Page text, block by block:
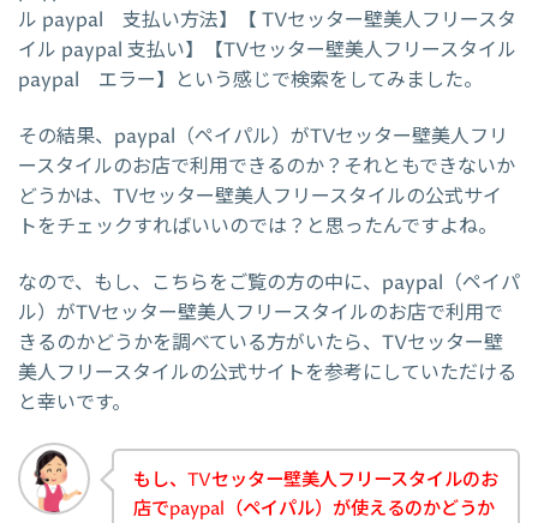
ル paypal 支払い方法】【 TVセッター壁美人フリースタ
イル paypal 支払い】【TVセッター壁美人フリースタイル
paypal エラー】という感じで検索をしてみました。
その結果、paypal（ペイパル）がTVセッター壁美人フリ
ースタイルのお店で利用できるのか？それともできないか
どうかは、TVセッター壁美人フリースタイルの公式サイ
トをチェックすればいいのでは？と思ったんですよね。
なので、もし、こちらをご覧の方の中に、paypal（ペイパ
ル）がTVセッター壁美人フリースタイルのお店で利用で
きるのかどうかを調べている方がいたら、TVセッター壁
美人フリースタイルの公式サイトを参考にしていただける
と幸いです。
もし、TVセッター壁美人フリースタイルのお
店でpaypal（ペイパル）が使えるのかどうか